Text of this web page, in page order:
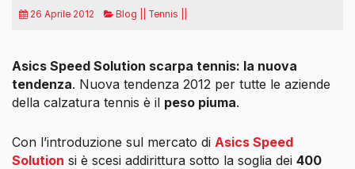
26 Aprile 2012 Blog || Tennis ||
Asics Speed Solution scarpa tennis: la nuova
tendenza. Nuova tendenza 2012 per tutte le aziende
della calzatura tennis è il peso piuma.
Con l’introduzione sul mercato di Asics Speed
Solution si è scesi addirittura sotto la soglia dei 400